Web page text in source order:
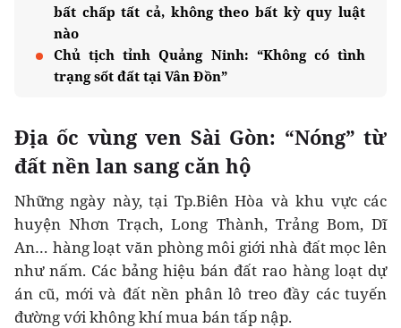
bất chấp tất cả, không theo bất kỳ quy luật
nào
Chủ tịch tỉnh Quảng Ninh: “Không có tình
trạng sốt đất tại Vân Đồn”
Địa ốc vùng ven Sài Gòn: “Nóng” từ
đất nền lan sang căn hộ
Những ngày này, tại Tp.Biên Hòa và khu vực các
huyện Nhơn Trạch, Long Thành, Trảng Bom, Dĩ
An… hàng loạt văn phòng môi giới nhà đất mọc lên
như nấm. Các bảng hiệu bán đất rao hàng loạt dự
án cũ, mới và đất nền phân lô treo đầy các tuyến
đường với không khí mua bán tấp nập.